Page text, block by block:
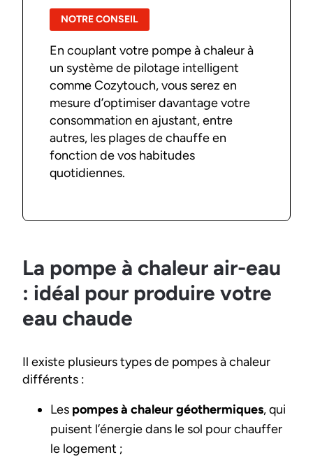
NOTRE CONSEIL
En couplant votre pompe à chaleur à
un système de pilotage intelligent
comme Cozytouch, vous serez en
mesure d’optimiser davantage votre
consommation en ajustant, entre
autres, les plages de chauffe en
fonction de vos habitudes
quotidiennes.
La pompe à chaleur air-eau
: idéal pour produire votre
eau chaude
Il existe plusieurs types de pompes à chaleur
différents :
Les pompes à chaleur géothermiques, qui
puisent l’énergie dans le sol pour chauffer
le logement ;